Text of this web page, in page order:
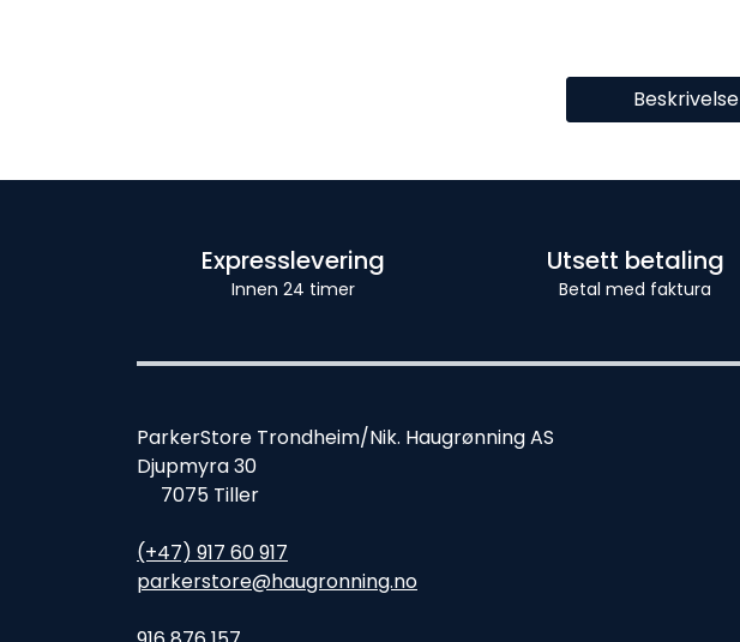
Beskrivelse
Expresslevering
Innen 24 timer
Utsett betaling
Betal med faktura
ParkerStore Trondheim/Nik. Haugrønning AS
Djupmyra 30
7075 Tiller
(+47) 917 60 917
parkerstore@haugronning.no